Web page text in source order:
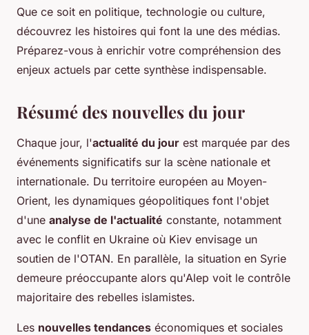
Que ce soit en politique, technologie ou culture,
découvrez les histoires qui font la une des médias.
Préparez-vous à enrichir votre compréhension des
enjeux actuels par cette synthèse indispensable.
Résumé des nouvelles du jour
Chaque jour, l'actualité du jour est marquée par des
événements significatifs sur la scène nationale et
internationale. Du territoire européen au Moyen-
Orient, les dynamiques géopolitiques font l'objet
d'une analyse de l'actualité constante, notamment
avec le conflit en Ukraine où Kiev envisage un
soutien de l'OTAN. En parallèle, la situation en Syrie
demeure préoccupante alors qu'Alep voit le contrôle
majoritaire des rebelles islamistes.
Les nouvelles tendances économiques et sociales